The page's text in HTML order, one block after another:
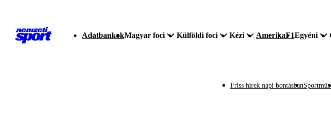
AdatbankokMagyar foci Külföldi foci Kézi AmerikaF1Egyéni
Friss hírek napi bontásban